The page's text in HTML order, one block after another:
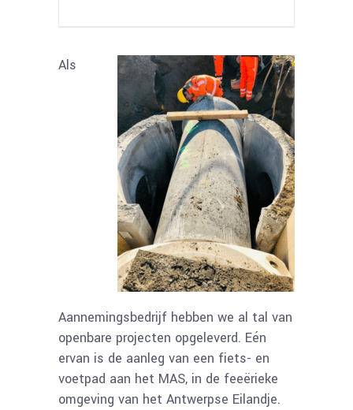
Als
Aannemingsbedrijf hebben we al tal van
openbare projecten opgeleverd. Eén
ervan is de aanleg van een fiets- en
voetpad aan het MAS, in de feeërieke
omgeving van het Antwerpse Eilandje.